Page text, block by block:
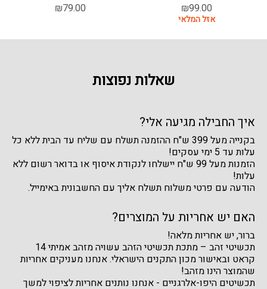
₪99.00
₪79.00
שאלות נפוצות
איך החבילה מגיעה אלי?
בקנייה מעל 399 ש"ח ההזמנה תשלח עם שליח עד הבית ללא כל
עלות עד 5 ימי עסקים!
הזמנות מעל 99 ש"ח יישלחו לנקודת איסוף או בדואר רשום ללא
עלות!
הודעה עם פרטי משלוח תשלח אליך עם החשבונית באימייל.
האם יש אחריות על המוצרים?
ברור, יש אחריות מלאה!
תכשיטי זהב – מתכת תכשיטי הזהב עשויה מזהב אמיתי 14
קראט ובאישור מכון התקנים הישראלי. אנחנו מעניקים אחריות
שהמוצר הינו מזהב!
תכשיטים היפו-אלרגניים - אנחנו נותנים אחריות לציפוי למשך